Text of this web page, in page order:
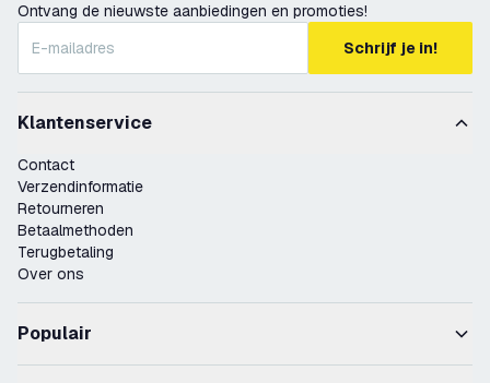
Ontvang de nieuwste aanbiedingen en promoties!
Schrijf je in!
Klantenservice
Contact
Verzendinformatie
Retourneren
Betaalmethoden
Terugbetaling
Over ons
Populair